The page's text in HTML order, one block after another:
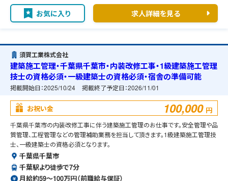
お気に入り 求人詳細を見る
須賀工業株式会社
建築施工管理・千葉県千葉市・内装改修工事・1級建築施工管理
技士の資格必須・一級建築士の資格必須・宿舎の準備可能
掲載開始日：2025/10/24 掲載終了予定日：2026/11/01
お祝い金 100,000 円
千葉県千葉市の内装改修工事に伴う建築施工管理のお仕事です。安全管理や品
質管理、工程管理などの管理補助業務を担当して頂きます。1級建築施工管理技
士、一級建築士の資格必須となります。
千葉県千葉市
千葉駅より徒歩で7分
月給約59〜100万円（前職給与保証）